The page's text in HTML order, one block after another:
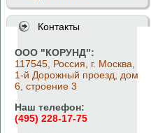
Контакты
ООО "КОРУНД":
117545, Россия, г. Москва,
1-й Дорожный проезд, дом
6, строение 3
Наш телефон:
(495) 228-17-75